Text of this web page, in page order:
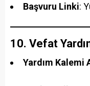
Başvuru Linki:
10. Vefat
Yardım Kalemi